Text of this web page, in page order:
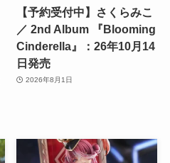
【予約受付中】さくらみこ
／ 2nd Album 『Blooming
Cinderella』：26年10月14
日発売
2026年8月1日